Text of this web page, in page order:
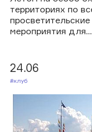
территориях по
мероприятия для...
24.06
#Клуб